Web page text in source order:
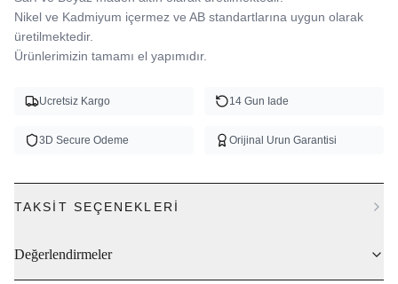
Nikel ve Kadmiyum içermez ve AB standartlarına uygun olarak
üretilmektedir.
Ürünlerimizin tamamı el yapımıdır.
Ucretsiz Kargo 14 Gun Iade
3D Secure Odeme Orijinal Urun Garantisi
TAKSIT SEÇENEKLERI
Değerlendirmeler